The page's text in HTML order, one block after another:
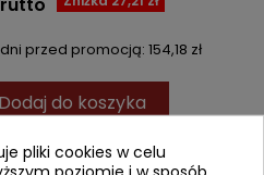
przed promocją: 154,18 zł
Dodaj do koszyka
pliki cookies w celu